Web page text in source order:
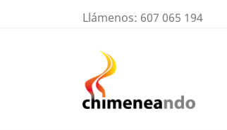
Llámenos: 607 065 194